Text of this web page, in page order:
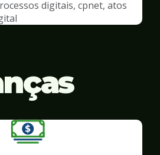
digitais, cpnet, atos